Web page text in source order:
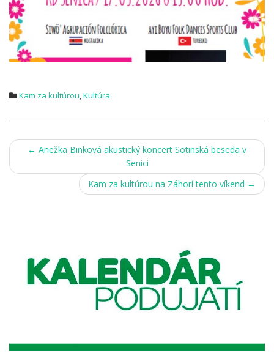
Kam za kultúrou,Kultúra
Post
navigation
← Anežka Binková akustický koncert Sotinská beseda v
Senici
Kam za kultúrou na Záhorí tento víkend →